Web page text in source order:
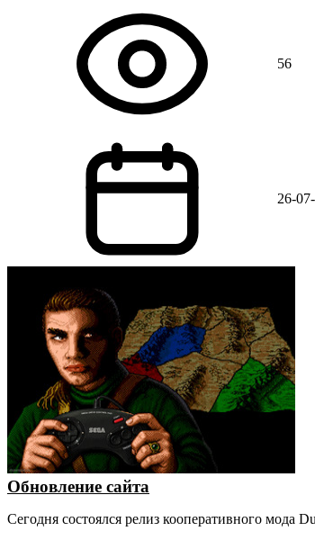
56
26-
Обновление сайта
Сегодня состоялся релиз кооперативного мода